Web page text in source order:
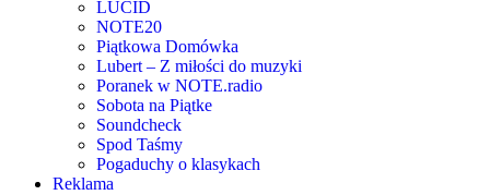
LUCID
NOTE20
Piątkowa Domówka
Lubert – Z miłości do muzyki
Poranek w NOTE.radio
Sobota na Piątke
Soundcheck
Spod Taśmy
Pogaduchy o klasykach
Reklama